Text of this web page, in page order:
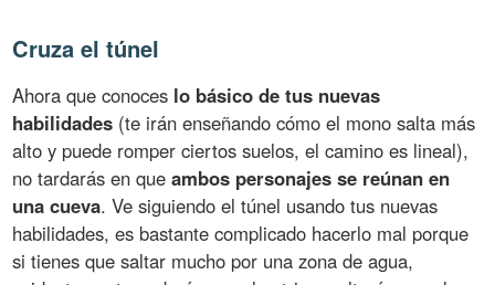
Cruza el túnel
Ahora que conoces lo básico de tus nuevas
habilidades (te irán enseñando cómo el mono salta más
alto y puede romper ciertos suelos, el camino es lineal),
no tardarás en queambos personajes se reúnan en
una cueva. Ve siguiendo el túnel usando tus nuevas
habilidades, es bastante complicado hacerlo mal porque
si tienes que saltar mucho por una zona de agua,